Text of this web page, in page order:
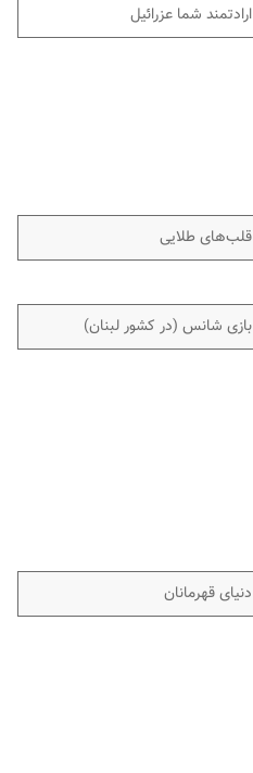
ارادتمند شما عزرائیل
قلب‌های طلایی
بازی شانس (در کشور لبنان)
دنیای قهرمانان